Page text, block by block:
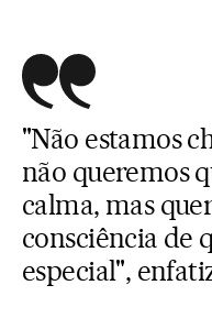
"Não estamos
não queremos
calma, mas
consciência de
especial",